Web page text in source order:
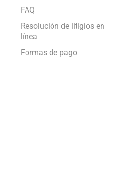
FAQ
Resolución de litigios en
línea
Formas de pago